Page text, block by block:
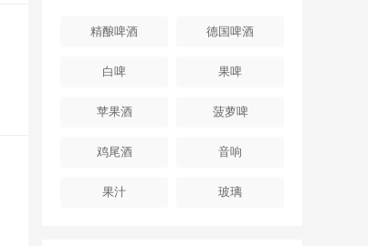
精酿啤酒 德国啤酒
白啤 果啤
苹果酒 菠萝啤
鸡尾酒 音响
果汁 玻璃